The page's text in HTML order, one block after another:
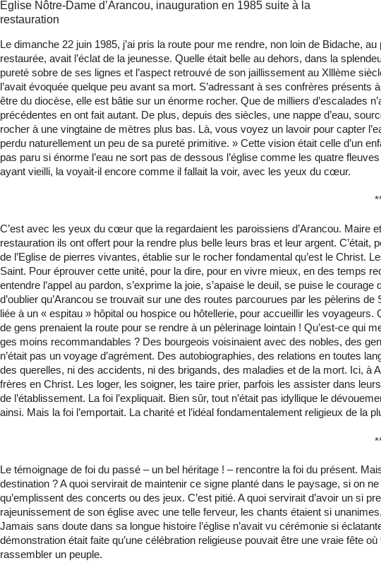
Eglise Nôtre-Dame d’Arancou, inauguration en 1985 suite à la
restauration
Le dimanche 22 juin 1985, j’ai pris la route pour me rendre, non loin de Bidache,
restaurée, avait l’éclat de la jeunesse. Quelle était belle au dehors, dans la
pureté sobre de ses lignes et l’aspect retrouvé de son jaillisse­ment au Xlllème
l’avait évoquée quelque peu avant sa mort. S’adressant à ses confrères
être du diocèse, elle est bâtie sur un énorme rocher. Que de milliers d’escalades
précédentes en ont fait autant. De plus, depuis des siè­cles, une nappe d’eau,
rocher à une vingtaine de mètres plus bas. Là, vous voyez un lavoir pour capter
perdu naturellement un peu de sa pureté primitive. » Cette vision était celle d’un
pas paru si énorme l’eau ne sort pas de dessous l’église comme les quatre
ayant vieilli, la voyait-il encore comme il fallait la voir, avec les yeux du cœur.
C’est avec les yeux du cœur que la regardaient les paroissiens d’Aran­cou.
restauration ils ont offert pour la rendre plus belle leurs bras et leur argent.
de l’Eglise de pierres vivantes, établie sur le rocher fonda­mental qu’est le Christ.
Saint. Pour éprouver cette unité, pour la dire, pour en vivre mieux, en des temps
entendre l’appel au pardon, s’exprime la joie, s’apaise le deuil, se puise le
d’oublier qu’Arancou se trouvait sur une des routes parcourues par les pèlerins
liée à un « espitau » hôpital ou hospice ou hôtellerie, pour accueillir les
de gens pre­naient la route pour se rendre à un pèlerinage lointain ! Qu’est-ce
ges moins recommandables ? Des bourgeois voisinaient avec des nobles, des
n’était pas un voyage d’agrément. Des autobiographies, des relations en toutes
des querelles, ni des accidents, ni des brigands, des mala­dies et de la mort. Ici,
frères en Christ. Les loger, les soigner, les taire prier, parfois les assister dans
de l’établissement. La foi l’expliquait. Bien sûr, tout n’était pas idyllique le
ainsi. Mais la foi l’emportait. La charité et l’idéal fondamentalement religieux de la
Le témoignage de foi du passé – un bel héritage ! – rencontre la foi du présent.
destination ? A quoi servirait de maintenir ce signe planté dans le paysage, si on
qu’emplissent des concerts ou des jeux. C’est pitié. A quoi servirait d’avoir un si
rajeunissement de son église avec une telle ferveur, les chants étaient si
Jamais sans doute dans sa longue histoire l’église n’avait vu cérémonie si
démonstration était faite qu’une célébration religieuse pouvait être une vraie fête
rassembler un peuple.